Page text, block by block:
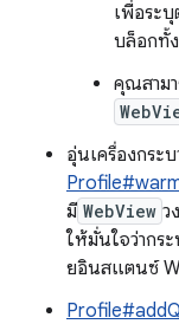
เพื่อระ
บล็อกทั้
คุณสามา
อุ่นเครื่องกระ
มี WebView ว
ให้มั่นใจว่ากร
ยอินสแตนซ์